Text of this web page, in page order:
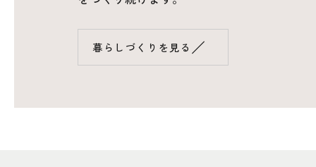
暮らしづくりを見る ／